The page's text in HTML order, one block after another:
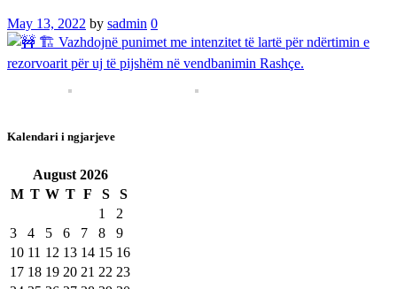
May 13, 2022 by sadmin 0
Kalendari i ngjarjeve
August 2026
M T W T F S
S
1
2
3
4 5 6 7 8
9
10 11 12 13 14 15 16
17 18 19 20 21 22 23